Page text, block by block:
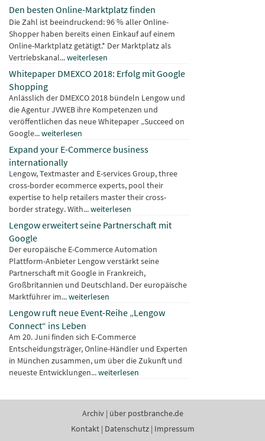
Den besten Online-Marktplatz finden
Die Zahl ist beeindruckend: 96 % aller Online-
Shopper haben bereits einen Einkauf auf einem
Online-Marktplatz getätigt.* Der Marktplatz als
Vertriebskanal...weiterlesen
Whitepaper DMEXCO 2018: Erfolg mit Google
Shopping
Anlässlich der DMEXCO 2018 bündeln Lengow und
die Agentur JVWEB ihre Kompetenzen und
veröffentlichen das neue Whitepaper „Succeed on
Google...weiterlesen
Expand your E-Commerce business
internationally
Lengow, Textmaster and E-services Group, three
cross-border ecommerce experts, pool their
expertise to help retailers master their cross-
border strategy. With...weiterlesen
Lengow erweitert seine Partnerschaft mit
Google
Der europäische E-Commerce Automation
Plattform-Anbieter Lengow verstärkt seine
Partnerschaft mit Google in Frankreich,
Großbritannien und Deutschland. Der europäische
Marktführer im...weiterlesen
Lengow ruft neue Event-Reihe „Lengow
Connect“ ins Leben
Am 20. Juni finden sich E-Commerce
Entscheidungsträger, Online-Händler und Experten
in München zusammen, um über die Zukunft und
neueste Entwicklungen...weiterlesen
Archiv| über postbranche.de
Kontakt| Datenschutz| Impressum